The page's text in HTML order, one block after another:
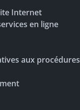
Internet
en ligne
aux procédures